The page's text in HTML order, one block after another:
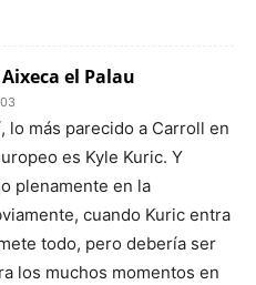
el Palau
lo más parecido a Carroll en
es Kyle Kuric. Y
plenamente en la
cuando Kuric entra
todo, pero debería ser
los muchos momentos en